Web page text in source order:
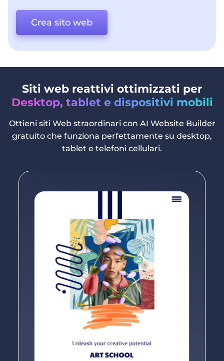
Crea sito web
Siti web reattivi ottimizzati per
Desktop, tablet e dispositivi mobili
Ottieni siti Web straordinari con AI Website Builder
gratuito che funziona perfettamente su desktop,
tablet e telefoni cellulari.